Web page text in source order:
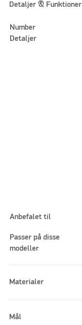
Detaljer & Funktioner
Number
Detaljer
Anbefalet til
Passer på disse
modeller
Materialer
Mål